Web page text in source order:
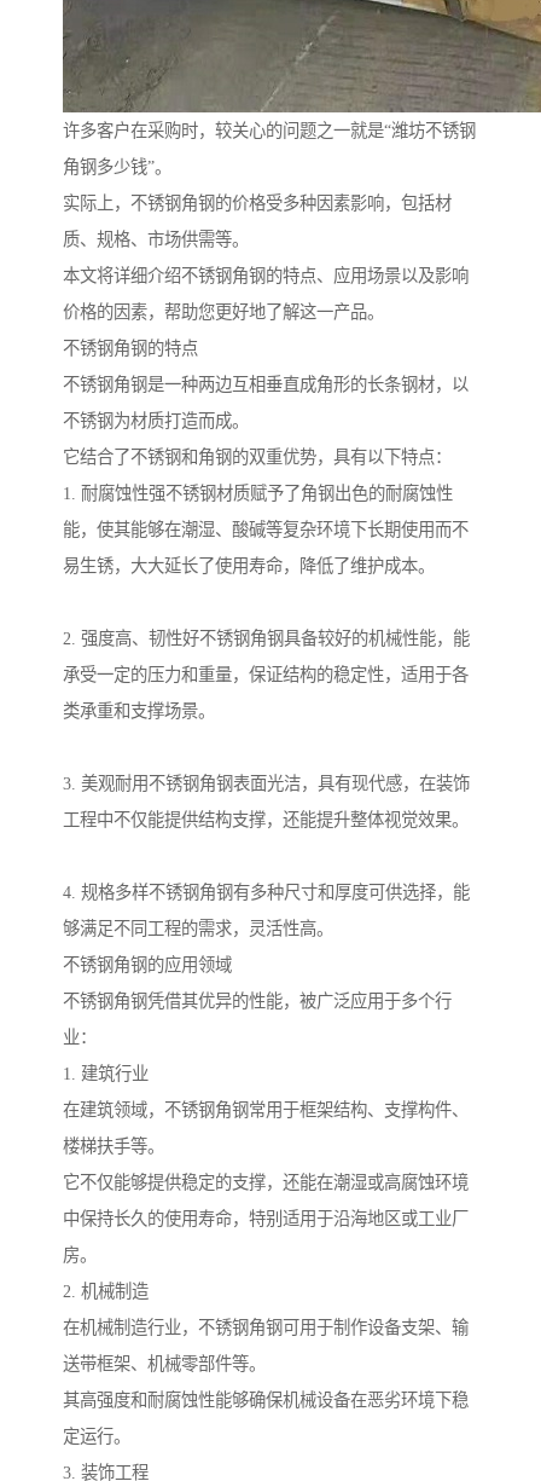
许多客户在采购时，较关心的问题之一就是“潍坊不锈钢
角钢多少钱”。
实际上，不锈钢角钢的价格受多种因素影响，包括材
质、规格、市场供需等。
本文将详细介绍不锈钢角钢的特点、应用场景以及影响
价格的因素，帮助您更好地了解这一产品。
不锈钢角钢的特点
不锈钢角钢是一种两边互相垂直成角形的长条钢材，以
不锈钢为材质打造而成。
它结合了不锈钢和角钢的双重优势，具有以下特点：
1. 耐腐蚀性强不锈钢材质赋予了角钢出色的耐腐蚀性
能，使其能够在潮湿、酸碱等复杂环境下长期使用而不
易生锈，大大延长了使用寿命，降低了维护成本。
2. 强度高、韧性好不锈钢角钢具备较好的机械性能，能
承受一定的压力和重量，保证结构的稳定性，适用于各
类承重和支撑场景。
3. 美观耐用不锈钢角钢表面光洁，具有现代感，在装饰
工程中不仅能提供结构支撑，还能提升整体视觉效果。
4. 规格多样不锈钢角钢有多种尺寸和厚度可供选择，能
够满足不同工程的需求，灵活性高。
不锈钢角钢的应用领域
不锈钢角钢凭借其优异的性能，被广泛应用于多个行
业：
1. 建筑行业
在建筑领域，不锈钢角钢常用于框架结构、支撑构件、
楼梯扶手等。
它不仅能够提供稳定的支撑，还能在潮湿或高腐蚀环境
中保持长久的使用寿命，特别适用于沿海地区或工业厂
房。
2. 机械制造
在机械制造行业，不锈钢角钢可用于制作设备支架、输
送带框架、机械零部件等。
其高强度和耐腐蚀性能够确保机械设备在恶劣环境下稳
定运行。
3. 装饰工程